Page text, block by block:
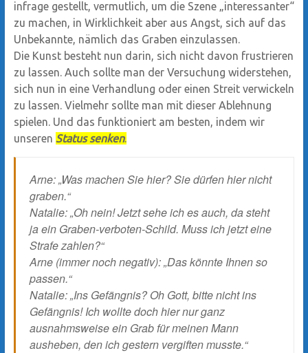
infrage gestellt, vermutlich, um die Szene „interessanter“
zu machen, in Wirklichkeit aber aus Angst, sich auf das
Unbekannte, nämlich das Graben einzulassen.
Die Kunst besteht nun darin, sich nicht davon frustrieren
zu lassen. Auch sollte man der Versuchung widerstehen,
sich nun in eine Verhandlung oder einen Streit verwickeln
zu lassen. Vielmehr sollte man mit dieser Ablehnung
spielen. Und das funktioniert am besten, indem wir
unseren Status senken.
Arne: „Was machen Sie hier? Sie dürfen hier nicht
graben.“
Natalie: „Oh nein! Jetzt sehe ich es auch, da steht
ja ein Graben-verboten-Schild. Muss ich jetzt eine
Strafe zahlen?“
Arne (immer noch negativ): „Das könnte Ihnen so
passen.“
Natalie: „Ins Gefängnis? Oh Gott, bitte nicht ins
Gefängnis! Ich wollte doch hier nur ganz
ausnahmsweise ein Grab für meinen Mann
ausheben, den ich gestern vergiften musste.“